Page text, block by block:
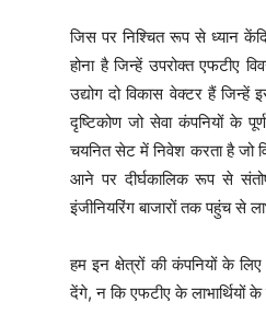
जिस पर निश्चित रूप से ध्यान
होना है जिन्हें उपरोक्त एफटीए
उद्योग दो विकास वेक्टर हैं जिन्हें
दृष्टिकोण जो सेवा कंपनियों के
चयनित सेट में निवेश करता है जो
आने पर दीर्घकालिक रूप से
इंजीनियरिंग बाजारों तक पहुंच से
हम इन क्षेत्रों की कंपनियों के
देंगे, न कि एफटीए के लाभार्थियों